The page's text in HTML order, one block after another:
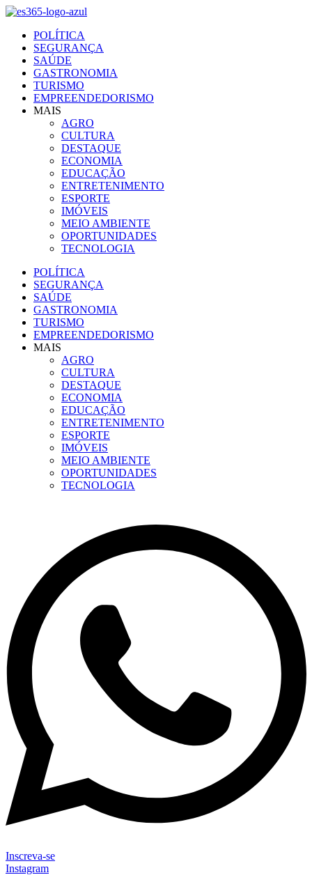
Ir
conteúdo
POLÍTICA
SEGURANÇA
SAÚDE
GASTRONOMIA
TURISMO
EMPREENDEDORISMO
MAIS
AGRO
CULTURA
DESTAQUE
ECONOMIA
EDUCAÇÃO
ENTRETENIMENTO
ESPORTE
IMÓVEIS
MEIO AMBIENTE
OPORTUNIDADES
TECNOLOGIA
POLÍTICA
SEGURANÇA
SAÚDE
GASTRONOMIA
TURISMO
EMPREENDEDORISMO
MAIS
AGRO
CULTURA
DESTAQUE
ECONOMIA
EDUCAÇÃO
ENTRETENIMENTO
ESPORTE
IMÓVEIS
MEIO AMBIENTE
OPORTUNIDADES
TECNOLOGIA
Inscreva-se
Instagram